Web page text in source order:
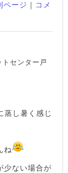
ページ ｜ コメ
センター戸
蒸し暑く感じ
ね
少ない場合が